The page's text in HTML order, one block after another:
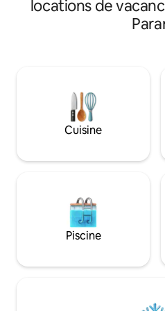
football. Les chambres sont climatisées,
disposent d'une alarme, d'une
est privilégié, situé sur la Route
chemin entre les plages de
Paraná, San Juan et San José de
Encarnacion. Capacité 12
locations de
Cuisine
Piscine